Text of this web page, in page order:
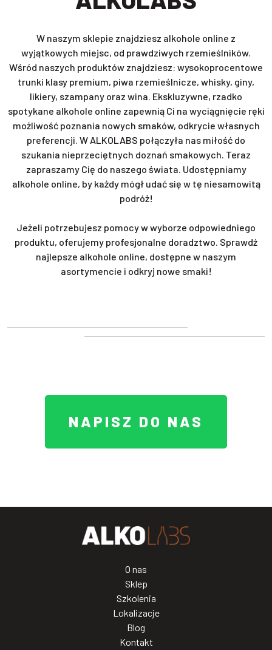
W naszym sklepie znajdziesz alkohole online z
wyjątkowych miejsc, od prawdziwych rzemieślników.
Wśród naszych produktów znajdziesz: wysokoprocentowe
trunki klasy premium, piwa rzemieślnicze, whisky, giny,
likiery, szampany oraz wina. Ekskluzywne, rzadko
spotykane alkohole online zapewnią Ci na wyciągnięcie ręki
możliwość poznania nowych smaków, odkrycie własnych
preferencji. W ALKOLABS połączyła nas miłość do
szukania nieprzeciętnych doznań smakowych. Teraz
zapraszamy Cię do naszego świata. Udostępniamy
alkohole online, by każdy mógł udać się w tę niesamowitą
podróż!
Jeżeli potrzebujesz pomocy w wyborze odpowiedniego
produktu, oferujemy profesjonalne doradztwo. Sprawdź
najlepsze alkohole online, dostępne w naszym
asortymencie i odkryj nowe smaki!
NAPISZ DO NAS
O nas
Sklep
Szkolenia
Lokalizacje
Blog
Kontakt